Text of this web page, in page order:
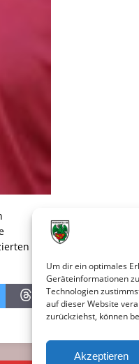
Um dir ein optimales
Geräteinformationen
Technologien
auf dieser Website
zurückziehst, können
Akzeptieren